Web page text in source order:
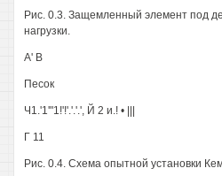
Рис. 0.3. Защемленный элемент под
нагрузки.
А' В
Песок
Ч1.'1'"1!'!'.'.'.', Й 2 и.! • |||
Г 11
Рис. 0.4. Схема опытной установки